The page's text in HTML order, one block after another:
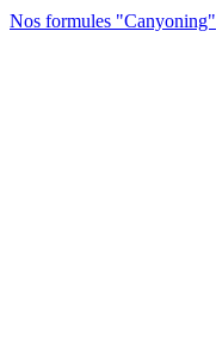
Nos formules "Canyoning"